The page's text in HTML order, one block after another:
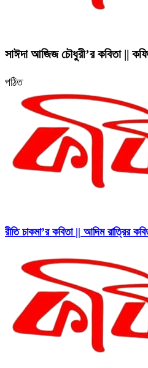
সাঈদা আজিজ চৌধুরী’র কবিতা ||
পঠিত
রীতি চাকমা’র কবিতা || আদিম রাত্রির